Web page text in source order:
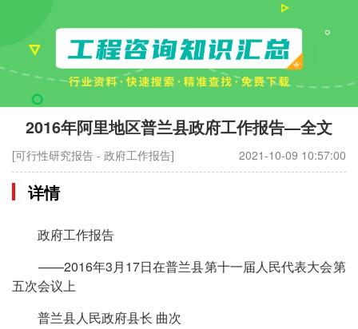
2016年阿里地区普兰县政府工作报告—全文
[可行性研究报告 - 政府工作报告] 2021-10-09 10:57:00
详情
政府工作报告
——2016年3月17日在普兰县第十一届人民代表大会第
五次会议上
普兰县人民政府县长 曲次